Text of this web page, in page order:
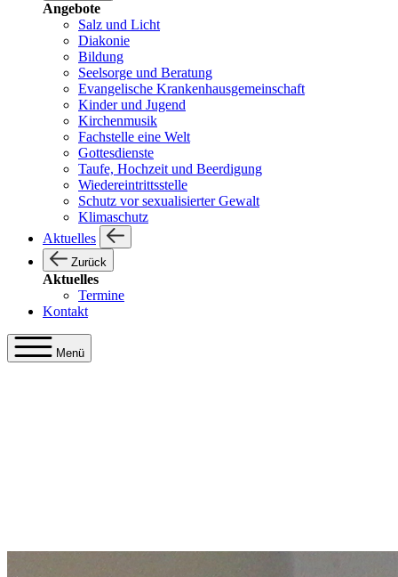
Angebote
Salz und Licht
Diakonie
Bildung
Seelsorge und Beratung
Evangelische Krankenhausgemeinschaft
Kinder und Jugend
Kirchenmusik
Fachstelle eine Welt
Gottesdienste
Taufe, Hochzeit und Beerdigung
Wiedereintrittsstelle
Schutz vor sexualisierter Gewalt
Klimaschutz
Aktuelles
Zurück
Aktuelles
Termine
Kontakt
Menü